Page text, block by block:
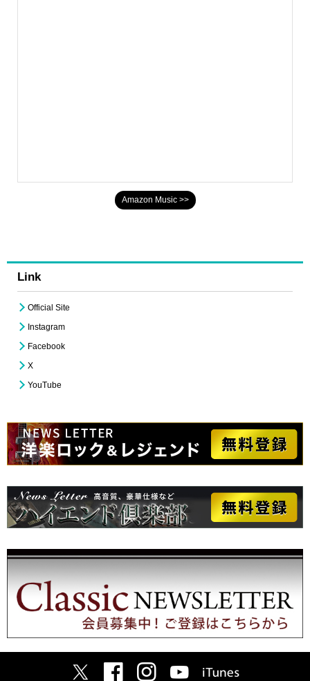
Amazon Music >>
Link
Official Site
Instagram
Facebook
X
YouTube